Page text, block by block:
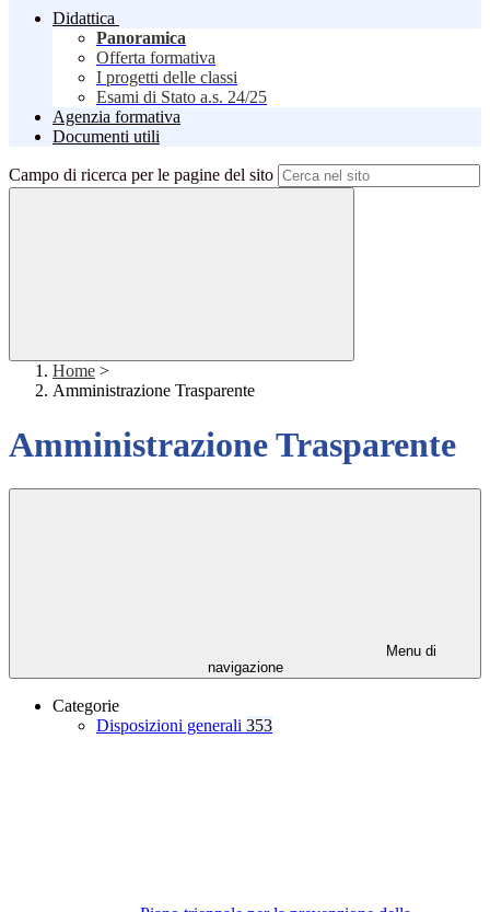
Didattica
Panoramica
Offerta formativa
I progetti delle classi
Esami di Stato a.s. 24/25
Agenzia formativa
Documenti utili
Campo di ricerca per le pagine del sito
Home >
Amministrazione Trasparente
Amministrazione Trasparente
Menu di
navigazione
Categorie
Disposizioni generali 353